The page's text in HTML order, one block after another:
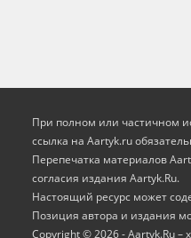
При полном или частичном
ссылка на Aartyk.ru
Перепечатка материалов
согласия издания Aartyk.Ru.
Настоящий ресурс может
Позиция автора и издания
Copyright © 2026 - Aartyk.Ru –